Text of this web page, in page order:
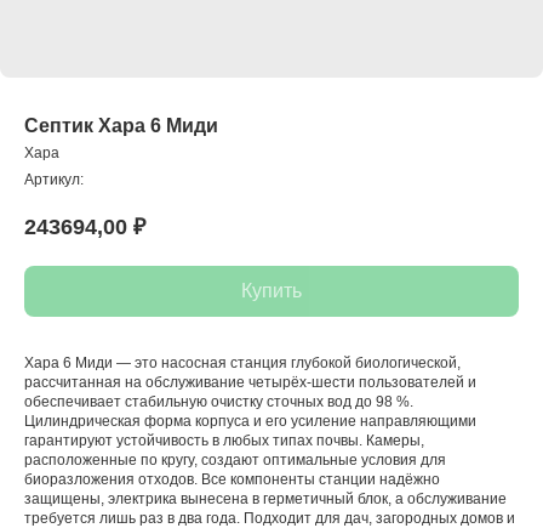
Септик Хара 6 Миди
Хара
Артикул:
243694,00 ₽
Купить
Хара 6 Миди — это насосная станция глубокой биологической,
рассчитанная на обслуживание четырёх-шести пользователей и
обеспечивает стабильную очистку сточных вод до 98 %.
Цилиндрическая форма корпуса и его усиление направляющими
гарантируют устойчивость в любых типах почвы. Камеры,
расположенные по кругу, создают оптимальные условия для
биоразложения отходов. Все компоненты станции надёжно
защищены, электрика вынесена в герметичный блок, а обслуживание
требуется лишь раз в два года. Подходит для дач, загородных домов и